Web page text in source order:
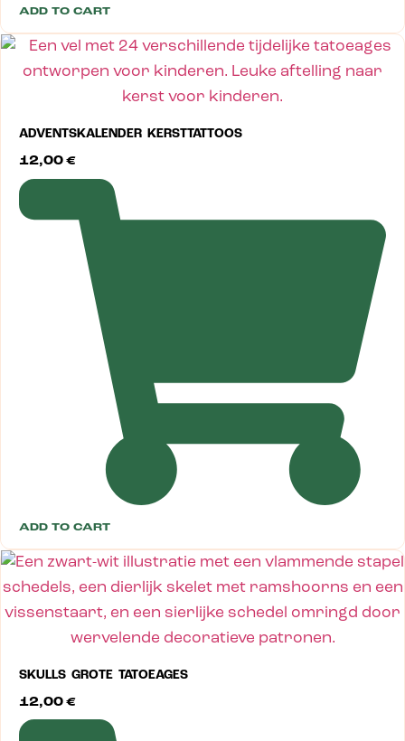
ADD TO CART
ADVENTSKALENDER KERSTTATTOOS
12,00 €
ADD TO CART
SKULLS GROTE TATOEAGES
12,00 €